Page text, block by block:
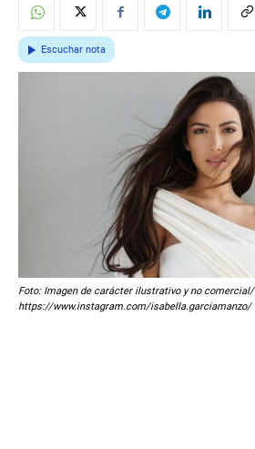
Escuchar nota
Foto: Imagen de carácter ilustrativo y no comercial/
https://www.instagram.com/isabella.garciamanzo/